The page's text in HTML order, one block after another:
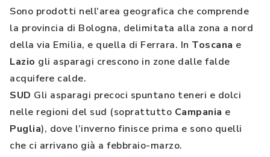
Sono prodotti nell’area geografica che comprende
la provincia di Bologna, delimitata alla zona a nord
della via Emilia, e quella di Ferrara. In Toscana e
Lazio gli asparagi crescono in zone dalle falde
acquifere calde.
SUD Gli asparagi precoci spuntano teneri e dolci
nelle regioni del sud (soprattutto Campania e
Puglia), dove l’inverno finisce prima e sono quelli
che ci arrivano già a febbraio-marzo.